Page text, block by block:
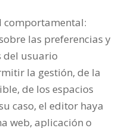
comportamental:
las preferencias y
del usuario
la gestión, de la
de los espacios
caso, el editor haya
web, aplicación o